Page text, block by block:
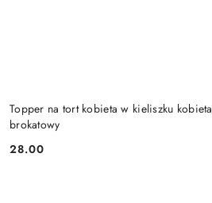
Topper na tort kobieta w kieliszku
brokatowy
Cena:
28.00